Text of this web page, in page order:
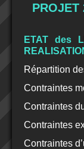
PROJET
ETAT des
Répartition
Contraintes
Contraintes
Contraintes
Contraintes